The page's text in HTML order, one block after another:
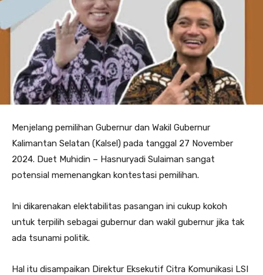
Menjelang pemilihan Gubernur dan Wakil Gubernur
Kalimantan Selatan (Kalsel) pada tanggal 27 November
2024. Duet Muhidin – Hasnuryadi Sulaiman sangat
potensial memenangkan kontestasi pemilihan.
Ini dikarenakan elektabilitas pasangan ini cukup kokoh
untuk terpilih sebagai gubernur dan wakil gubernur jika tak
ada tsunami politik.
Hal itu disampaikan Direktur Eksekutif Citra Komunikasi LSI